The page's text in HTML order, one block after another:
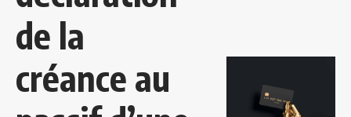
de la
créance au